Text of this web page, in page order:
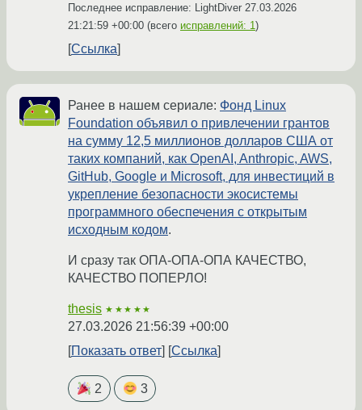
Последнее исправление: LightDiver 27.03.2026
21:21:59 +00:00 (всего исправлений: 1)
Ссылка
Ранее в нашем сериале: Фонд Linux
Foundation объявил о привлечении грантов
на сумму 12,5 миллионов долларов США от
таких компаний, как OpenAI, Anthropic, AWS,
GitHub, Google и Microsoft, для инвестиций в
укрепление безопасности экосистемы
программного обеспечения с открытым
исходным кодом.
И сразу так ОПА-ОПА-ОПА КАЧЕСТВО,
КАЧЕСТВО ПОПЕРЛО!
thesis ★★★★★
27.03.2026 21:56:39 +00:00
Показать ответ
Ссылка
2 3